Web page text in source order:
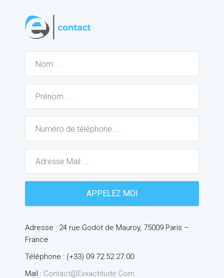
Adresse : 24 rue Godot de Mauroy, 75009 Paris –
France
Téléphone : (+33) 09.72.52.27.00
Mail : Contact@exxactitude.com